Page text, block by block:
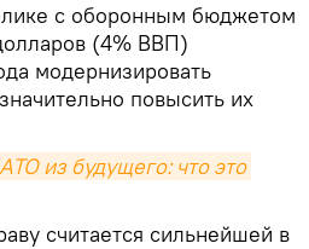
с оборонным бюджетом
(4% ВВП)
модернизировать
повысить их
из будущего: что это
считается сильнейшей в